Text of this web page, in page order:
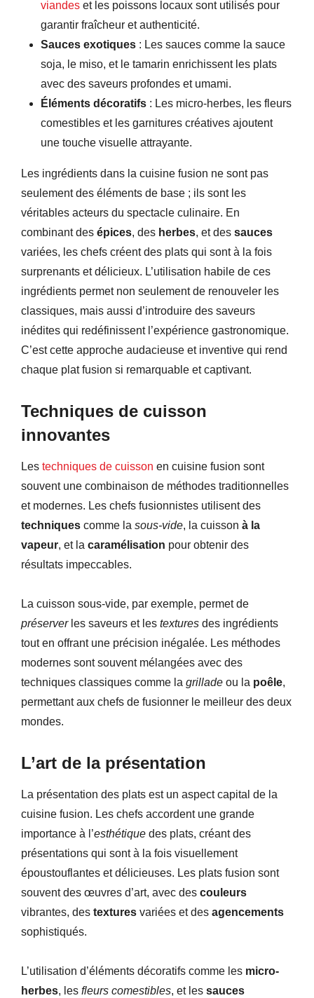
viandes et les poissons locaux sont utilisés pour
garantir fraîcheur et authenticité.
Sauces exotiques : Les sauces comme la sauce
soja, le miso, et le tamarin enrichissent les plats
avec des saveurs profondes et umami.
Éléments décoratifs : Les micro-herbes, les fleurs
comestibles et les garnitures créatives ajoutent
une touche visuelle attrayante.
Les ingrédients dans la cuisine fusion ne sont pas
seulement des éléments de base ; ils sont les
véritables acteurs du spectacle culinaire. En
combinant des épices, des herbes, et des sauces
variées, les chefs créent des plats qui sont à la fois
surprenants et délicieux. L’utilisation habile de ces
ingrédients permet non seulement de renouveler les
classiques, mais aussi d’introduire des saveurs
inédites qui redéfinissent l’expérience gastronomique.
C’est cette approche audacieuse et inventive qui rend
chaque plat fusion si remarquable et captivant.
Techniques de cuisson
innovantes
Les techniques de cuisson en cuisine fusion sont
souvent une combinaison de méthodes traditionnelles
et modernes. Les chefs fusionnistes utilisent des
techniques comme la sous-vide, la cuisson à la
vapeur, et la caramélisation pour obtenir des
résultats impeccables.
La cuisson sous-vide, par exemple, permet de
préserverles saveurs et les textures des ingrédients
tout en offrant une précision inégalée. Les méthodes
modernes sont souvent mélangées avec des
techniques classiques comme la grillade ou la poêle,
permettant aux chefs de fusionner le meilleur des deux
mondes.
L’art de la présentation
La présentation des plats est un aspect capital de la
cuisine fusion. Les chefs accordent une grande
importance à l’esthétique des plats, créant des
présentations qui sont à la fois visuellement
époustouflantes et délicieuses. Les plats fusion sont
souvent des œuvres d’art, avec des couleurs
vibrantes, des textures variées et des agencements
sophistiqués.
L’utilisation d’éléments décoratifs comme les micro-
herbes, les fleurs comestibles, et les sauces